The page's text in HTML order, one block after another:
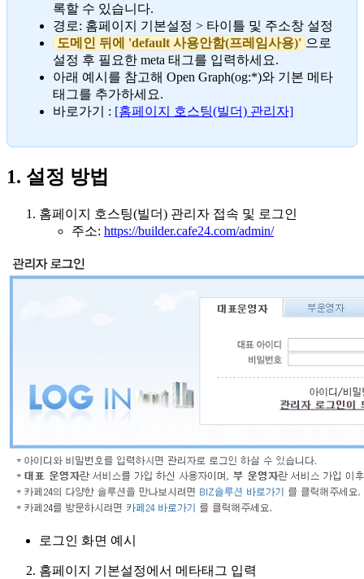
록할 수 있습니다.
경로: 홈페이지 기본설정 > 타이틀 및 주소창 설정
도메인 뒤에 'default 사용안함(프레임사용)' 으로
설정 후 필요한 meta 태그를 입력하세요.
아래 예시를 참고해 Open Graph(og:*)와 기본 메타
태그를 추가하세요.
바로가기 : [홈페이지 호스팅(빌더) 관리자]
1. 설정 방법
홈페이지 호스팅(빌더) 관리자 접속 및 로그인
주소: https://builder.cafe24.com/admin/
로그인 화면 예시
홈페이지 기본설정에서 메타태그 입력